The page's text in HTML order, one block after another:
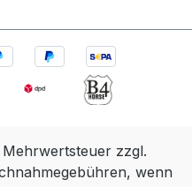
zzgl.
wenn